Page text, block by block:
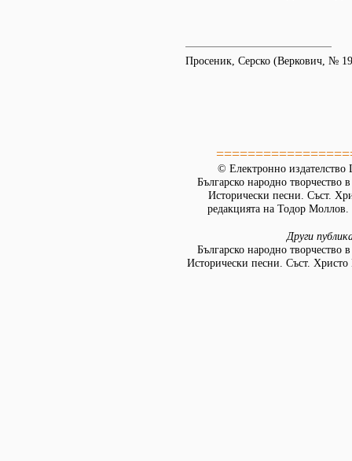
Просеник, Серско (Веркович, №
© Електронно издателство
Българско народно творчество
Исторически песни. Съст.
редакцията на Тодор
Други
Българско народно творчество
Исторически песни. Съст.